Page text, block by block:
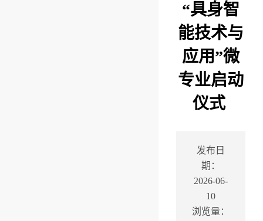
“具身智
能技术与
应用”微
专业启动
仪式 ​
发布日
期：
2026-06-
10
浏览量：